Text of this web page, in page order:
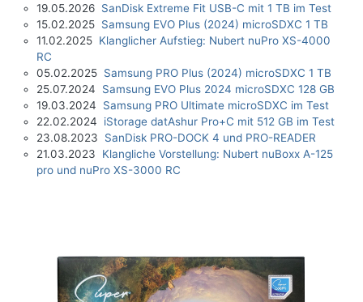
19.05.2026 SanDisk Extreme Fit USB-C mit 1 TB im Test
15.02.2025 Samsung EVO Plus (2024) microSDXC 1 TB
11.02.2025 Klanglicher Aufstieg: Nubert nuPro XS-4000
RC
05.02.2025 Samsung PRO Plus (2024) microSDXC 1 TB
25.07.2024 Samsung EVO Plus 2024 microSDXC 128 GB
19.03.2024 Samsung PRO Ultimate microSDXC im Test
22.02.2024 iStorage datAshur Pro+C mit 512 GB im Test
23.08.2023 SanDisk PRO-DOCK 4 und PRO-READER
21.03.2023 Klangliche Vorstellung: Nubert nuBoxx A-125
pro und nuPro XS-3000 RC